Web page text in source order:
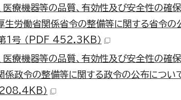
医療機器等の品質、有効性及び安全性の
生労働省関係省令の整備等に関する省令
1号 （PDF 452.3KB）
医療機器等の品質、有効性及び安全性の
係政令の整備等に関する政令の公布につ
）